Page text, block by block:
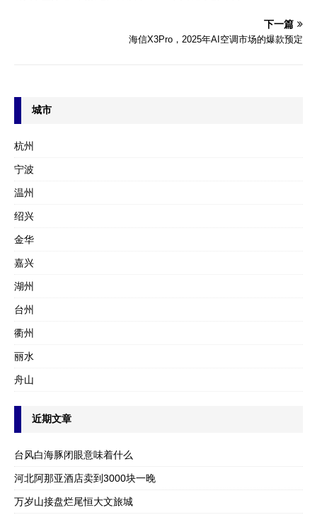
下一篇
海信X3Pro，2025年AI空调市场的爆款预定
城市
杭州
宁波
温州
绍兴
金华
嘉兴
湖州
台州
衢州
丽水
舟山
近期文章
台风白海豚闭眼意味着什么
河北阿那亚酒店卖到3000块一晚
万岁山接盘烂尾恒大文旅城